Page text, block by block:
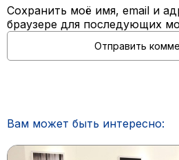
Сохранить моё имя, email и
браузере для последующих
Вам может быть интересно: